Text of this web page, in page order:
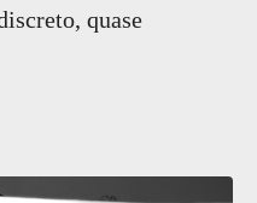
quase